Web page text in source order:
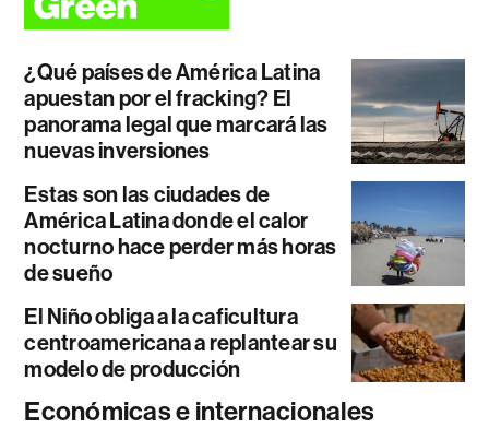
¿Qué países de América Latina
apuestan por el fracking? El
panorama legal que marcará las
nuevas inversiones
Estas son las ciudades de
América Latina donde el calor
nocturno hace perder más horas
de sueño
El Niño obliga a la caficultura
centroamericana a replantear su
modelo de producción
Económicas e internacionales